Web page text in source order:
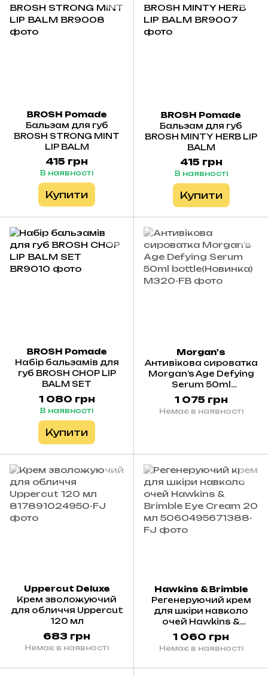
BROSH Pomade
Бальзам для губ
BROSH STRONG MINT
LIP BALM
415 грн
В наявності
Купити
BROSH Pomade
Бальзам для губ
BROSH MINTY HERB LIP
BALM
415 грн
В наявності
Купити
BROSH Pomade
Набір бальзамів для
губ BROSH CHOP LIP
BALM SET
1 080 грн
В наявності
Купити
Morgan's
Антивікова сироватка
Morgan’s Age Defying
Serum 50ml
bottle(Новинка)
1 075 грн
Немає в наявності
Uppercut Deluxe
Крем зволожуючий
для обличчя Uppercut
120 мл
683 грн
Немає в наявності
Hawkins & Brimble
Регенеруючий крем
для шкіри навколо
очей Hawkins &
Brimble Eye Cream 20
мл
1 060 грн
Немає в наявності